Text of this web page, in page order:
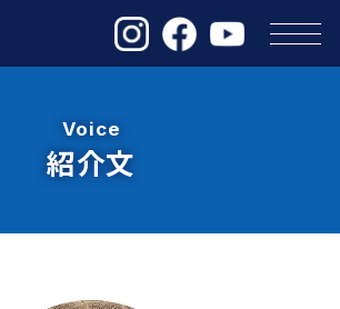
Voice
紹介文